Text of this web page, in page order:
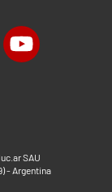
SAU
- Argentina